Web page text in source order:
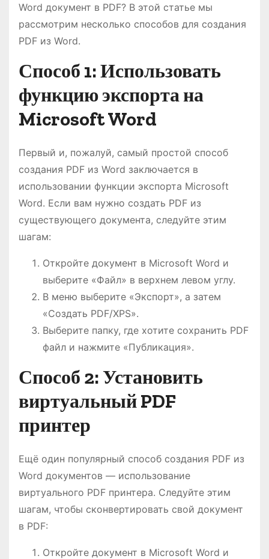
Word документ в PDF? В этой статье мы
рассмотрим несколько способов для создания
PDF из Word.
Способ 1: Использовать
функцию экспорта на
Microsoft Word
Первый и, пожалуй, самый простой способ
создания PDF из Word заключается в
использовании функции экспорта Microsoft
Word. Если вам нужно создать PDF из
существующего документа, следуйте этим
шагам:
Откройте документ в Microsoft Word и
выберите «Файл» в верхнем левом углу.
В меню выберите «Экспорт», а затем
«Создать PDF/XPS».
Выберите папку, где хотите сохранить PDF
файл и нажмите «Публикация».
Способ 2: Установить
виртуальный PDF
принтер
Ещё один популярный способ создания PDF из
Word документов — использование
виртуального PDF принтера. Следуйте этим
шагам, чтобы сконвертировать свой документ
в PDF:
Откройте документ в Microsoft Word и